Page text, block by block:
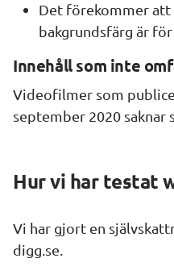
Det förekommer att
bakgrundsfärg är för
Innehåll som inte
Videofilmer som
september 2020 saknar
Hur vi har testat
Vi har gjort en
digg.se.